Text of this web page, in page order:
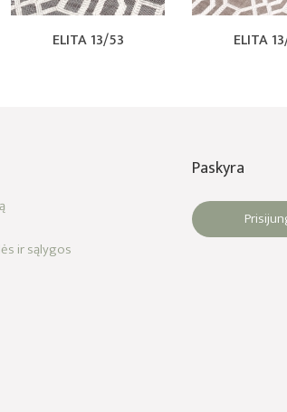
ELITA 13/53 ELITA
ir sąlygos
Paskyra